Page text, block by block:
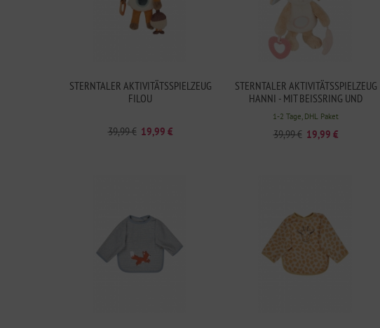
STERNTALER AKTIVITÄTSSPIELZEUG
FILOU
39,99 € 19,99 €
STERNTALER AKTIVITÄTSSPIELZEUG
HANNI - MIT BEISSRING UND R
ASSEL
1-2 Tage, DHL Paket
39,99 € 19,99 €